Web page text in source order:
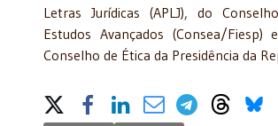
Letras Jurídicas (APLJ), do
Estudos Avançados (Consea/
Conselho de Ética da Presidência da
Share on Social Media